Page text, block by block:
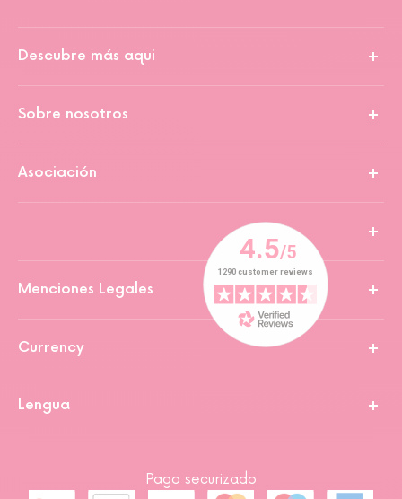
Descubre más aqui
Sobre nosotros
Asociación
Menciones Legales
Currency
Lengua
Pago securizado